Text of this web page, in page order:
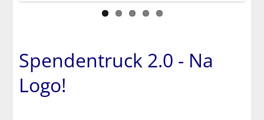
Spendentruck 2.0 - Na
Logo!